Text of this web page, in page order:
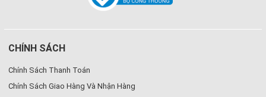
CHÍNH SÁCH
Chính Sách Thanh Toán
Chính Sách Giao Hàng Và Nhận Hàng